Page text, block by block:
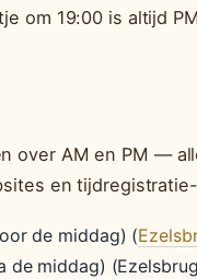
om 19:00 is altijd
over AM en PM —
en
de middag) (
de middag)